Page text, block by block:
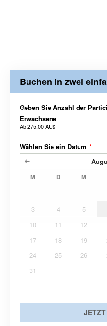
Buchen in zwei
Geben Sie Anzahl der
Erwachsene
Ab275,00 AU$
Wählen Sie ein Datum *
M D M
3
4 5
10
11 12
17
18 19
24
25 26
31
JETZT